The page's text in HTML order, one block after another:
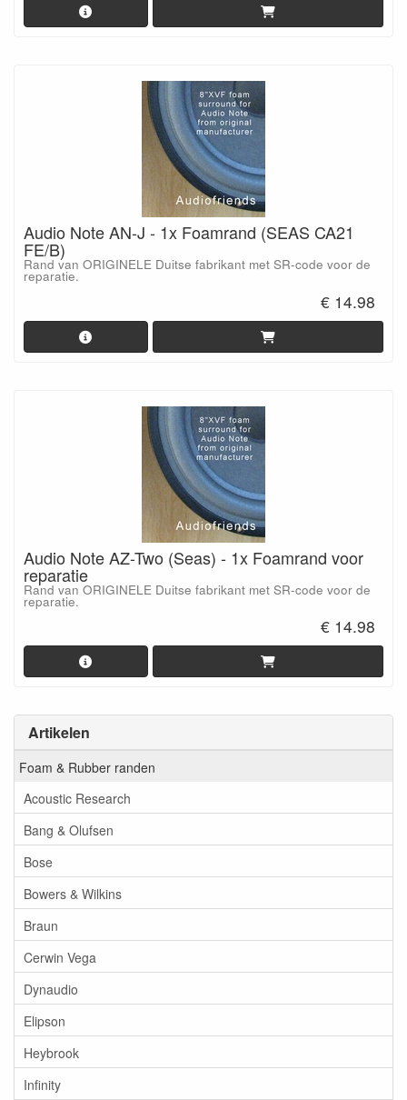
Artikelen
Foam & Rubber randen
Acoustic Research
Bang & Olufsen
Bose
Bowers & Wilkins
Braun
Cerwin Vega
Dynaudio
Elipson
Heybrook
Infinity
Audio Note AN-J - 1x Foamrand (SEAS CA21
FE/B)
Rand van ORIGINELE Duitse fabrikant met SR-code voor de
reparatie.
€ 14.98
Audio Note AZ-Two (Seas) - 1x Foamrand voor
reparatie
Rand van ORIGINELE Duitse fabrikant met SR-code voor de
reparatie.
€ 14.98